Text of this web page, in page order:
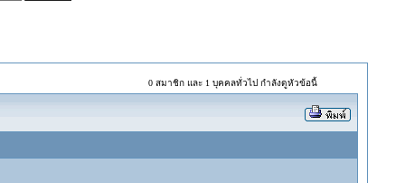
0 สมาชิก และ 1 บุคคลทั่วไป กำลังดูหัวข้อนี้